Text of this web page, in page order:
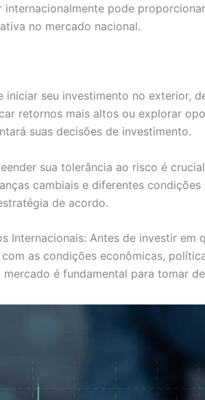
internacionalmente pode
no mercado nacional.
iniciar seu investimento no exterior,
retornos mais altos ou explorar
suas decisões de investimento.
sua tolerância ao risco é
cambiais e diferentes
de acordo.
Internacionais: Antes de investir
as condições econômicas,
é fundamental para tomar